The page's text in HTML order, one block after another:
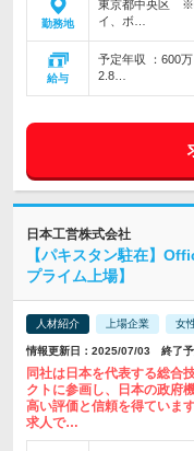
勤務地
東京都中央区 ※
イ、ボ…
給与
予定年収 ：600
2.8…
日本工営株式会社
【パキスタン駐在】
プライム上場】
人材紹介 上場企業 女
情報更新日：2025/07/03 終了
同社は日本を代表する総合
クトに参画し、日本の政府
高い評価と信頼を得ていま
求人で…